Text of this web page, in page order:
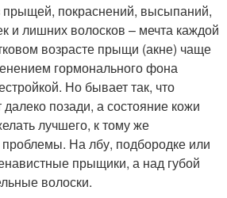
прыщей, покраснений, высыпаний,
и лишних волосков – мечта каждой
возрасте прыщи (акне) чаще
гормонального фона
Но бывает так, что
позади, а состояние кожи
лучшего, к тому же
На лбу, подбородке или
прыщики, а над губой
волоски.